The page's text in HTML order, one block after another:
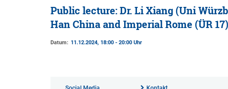
Public lecture: Dr. Li Xiang (Uni
Han China and Imperial Rome (ÜR 17)
Datum: 11.12.2024, 18:00 - 20:00 Uhr